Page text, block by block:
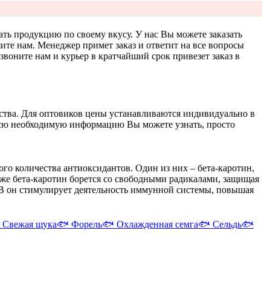
продукцию по своему вкусу. У нас Вы можете заказать
нам. Менеджер примет заказ и ответит на все вопросы
нам и курьер в кратчайший срок привезет заказ в
Для оптовиков цены устанавливаются индивидуально в
необходимую информацию Вы можете узнать, просто
количества антиоксидантов. Один из них – бета-каротин,
бета-каротин борется со свободными радикалами, защищая
он стимулирует деятельность иммунной системы, повышая
Свежая щука🐟 Форель🐟 Охлажденная семга🐟 Сельдь🐟